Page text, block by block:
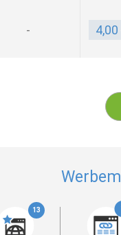
- 4,00
13